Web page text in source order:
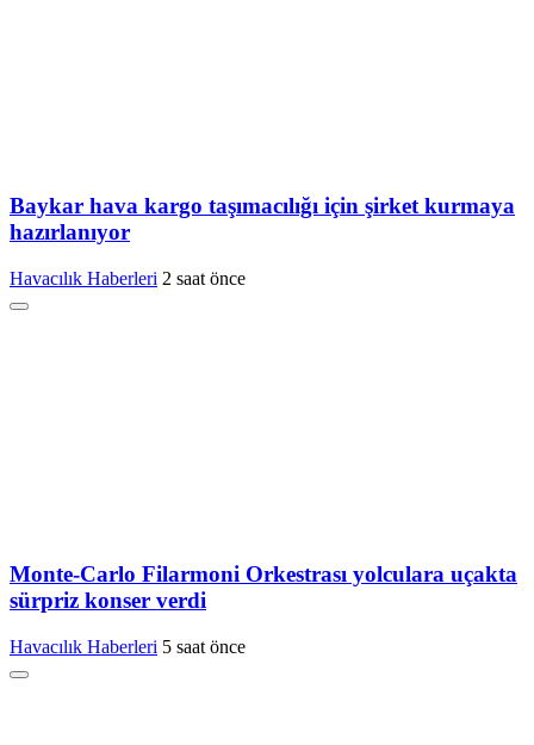
Baykar hava kargo taşımacılığı için şirket kurmaya
hazırlanıyor
Havacılık Haberleri 2 saat önce
Monte-Carlo Filarmoni Orkestrası yolculara uçakta
sürpriz konser verdi
Havacılık Haberleri 5 saat önce